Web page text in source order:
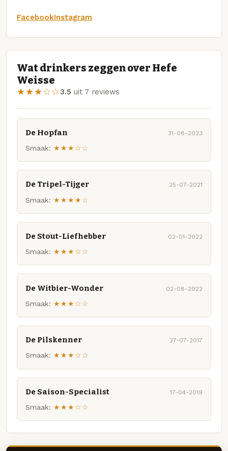
FacebookInstagram
Wat drinkers zeggen over Hefe
Weisse
★★★☆☆3.5 uit 7 reviews
De Hopfan 31-08-2023
Smaak: ★★★☆☆
De Tripel-Tijger 25-07-2021
Smaak: ★★★★☆
De Stout-Liefhebber 02-01-2022
Smaak: ★★★☆☆
De Witbier-Wonder 02-08-2022
Smaak: ★★★☆☆
De Pilskenner 27-07-2017
Smaak: ★★★☆☆
De Saison-Specialist 17-04-2019
Smaak: ★★★☆☆